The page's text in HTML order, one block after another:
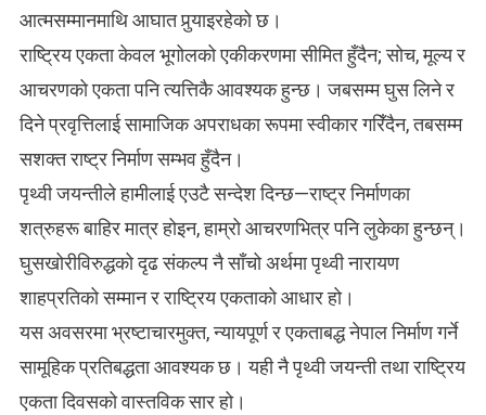
आत्मसम्मानमाथि आघात पुर्‍याइरहेको छ।
राष्ट्रिय एकता केवल भूगोलको एकीकरणमा सीमित हुँदैन; सोच, मूल्य र
आचरणको एकता पनि त्यत्तिकै आवश्यक हुन्छ। जबसम्म घुस लिने र
दिने प्रवृत्तिलाई सामाजिक अपराधका रूपमा स्वीकार गरिँदैन, तबसम्म
सशक्त राष्ट्र निर्माण सम्भव हुँदैन।
पृथ्वी जयन्तीले हामीलाई एउटै सन्देश दिन्छ—राष्ट्र निर्माणका
शत्रुहरू बाहिर मात्र होइन, हाम्रो आचरणभित्र पनि लुकेका हुन्छन्।
घुसखोरीविरुद्धको दृढ संकल्प नै साँचो अर्थमा पृथ्वी नारायण
शाहप्रतिको सम्मान र राष्ट्रिय एकताको आधार हो।
यस अवसरमा भ्रष्टाचारमुक्त, न्यायपूर्ण र एकताबद्ध नेपाल निर्माण गर्ने
सामूहिक प्रतिबद्धता आवश्यक छ। यही नै पृथ्वी जयन्ती तथा राष्ट्रिय
एकता दिवसको वास्तविक सार हो।